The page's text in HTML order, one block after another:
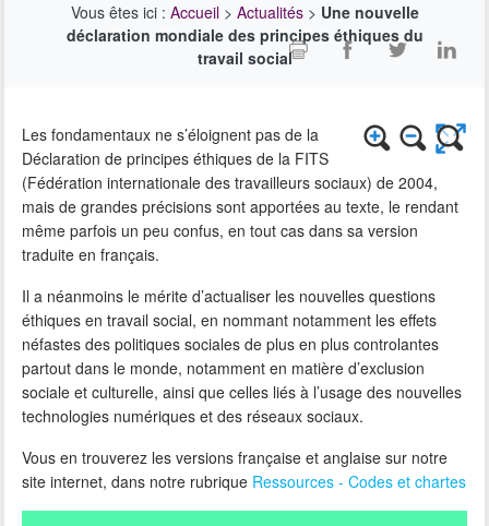
Vous êtes ici : Accueil> Actualités> Une nouvelle
déclaration mondiale des principes éthiques du
travail social
Les fondamentaux ne s’éloignent pas de la
Déclaration de principes éthiques de la FITS
(Fédération internationale des travailleurs sociaux) de 2004,
mais de grandes précisions sont apportées au texte, le rendant
même parfois un peu confus, en tout cas dans sa version
traduite en français.
Il a néanmoins le mérite d’actualiser les nouvelles questions
éthiques en travail social, en nommant notamment les effets
néfastes des politiques sociales de plus en plus controlantes
partout dans le monde, notamment en matière d’exclusion
sociale et culturelle, ainsi que celles liés à l’usage des nouvelles
technologies numériques et des réseaux sociaux.
Vous en trouverez les versions française et anglaise sur notre
site internet, dans notre rubrique Ressources - Codes et chartes